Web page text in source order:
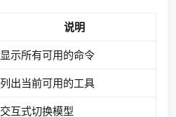
说明
显示所有可用的命令
列出当前可用的工具
交互式切换模型